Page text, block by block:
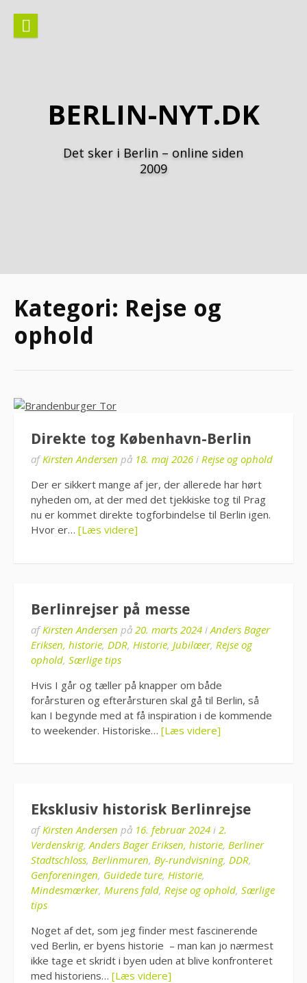
indhold
BERLIN-NYT.DK
Det sker i Berlin – online siden
2009
Kategori: Rejse og
ophold
Direkte tog København-Berlin
afKirsten Andersen på 18. maj 2026 i Rejse og ophold
Der er sikkert mange af jer, der allerede har hørt
nyheden om, at der med det tjekkiske tog til Prag
nu er kommet direkte togforbindelse til Berlin igen.
Hvor er… [Læs videre]
Berlinrejser på messe
afKirsten Andersen på 20. marts 2024 i Anders Bager
Eriksen, historie, DDR, Historie, Jubilæer, Rejse og
ophold, Særlige tips
Hvis I går og tæller på knapper om både
forårsturen og efterårsturen skal gå til Berlin, så
kan I begynde med at få inspiration i de kommende
to weekender. Historiske… [Læs videre]
Eksklusiv historisk Berlinrejse
afKirsten Andersen på 16. februar 2024 i 2.
Verdenskrig,Anders Bager Eriksen, historie, Berliner
Stadtschloss, Berlinmuren, By-rundvisning, DDR,
Genforeningen, Guidede ture, Historie,
Mindesmærker, Murens fald, Rejse og ophold, Særlige
tips
Noget af det, som jeg finder mest fascinerende
ved Berlin, er byens historie – man kan jo nærmest
ikke tage et skridt i byen uden at blive konfronteret
med historiens… [Læs videre]